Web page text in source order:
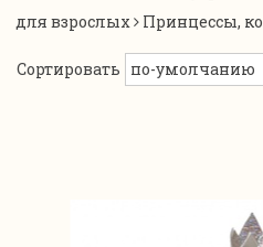
для взрослых
Принцессы,
Сортировать